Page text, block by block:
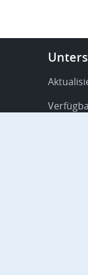
Footer
Service
support